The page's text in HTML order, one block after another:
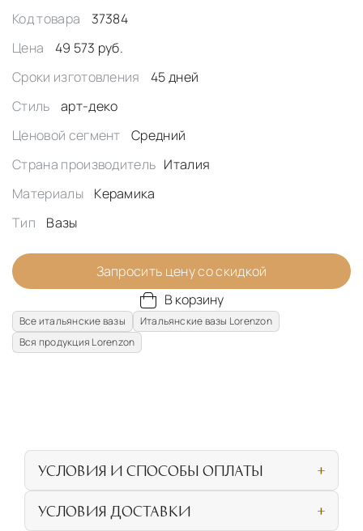
Код товара
37384
Цена
49 573 руб.
Сроки изготовления
45 дней
Стиль
арт-деко
Ценовой сегмент
Средний
Страна производитель Италия
Материалы
Керамика
Тип
Вазы
Запросить цену со скидкой
В корзину
Все итальянские вазы
Итальянские вазы Lorenzon
Вся продукция Lorenzon
УСЛОВИЯ И СПОСОБЫ ОПЛАТЫ
личном посещении нашего салона
УСЛОВИЯ ДОСТАВКИ